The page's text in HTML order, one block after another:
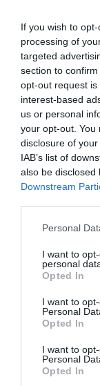
If you wish to
processing of
targeted
section to
opt-out request
interest-based
us or personal
your opt-out. You
disclosure of
IAB’s list of
also be disclosed
Downstream
Please note that
not limited to
grant or deny
use your data
consent section.
Personal
I want to
personal
Opted In
I want to
Personal
Opted In
I want to
Personal
Opted In
Η Φιλαρμονική
τον μοναδικό
Απαράδεκτη
βίντεο εκείνης
Η
ΣΗΜΑΝΤΙΚΟ
ΑΝΟΙΧΤΗ
Μητσοτάκη,